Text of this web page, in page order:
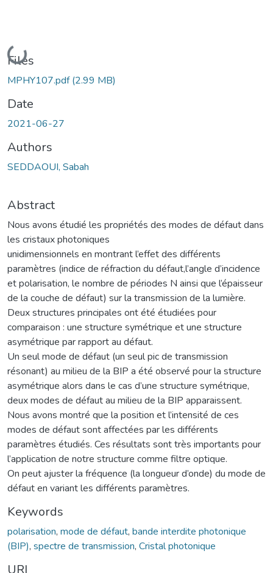
Loading...
Files
MPHY107.pdf(2.99 MB)
Date
2021-06-27
Authors
SEDDAOUI, Sabah
Abstract
Nous avons étudié les propriétés des modes de défaut dans
les cristaux photoniques
unidimensionnels en montrant l’effet des différents
paramètres (indice de réfraction du défaut,l’angle d’incidence
et polarisation, le nombre de périodes N ainsi que l’épaisseur
de la couche de défaut) sur la transmission de la lumière.
Deux structures principales ont été étudiées pour
comparaison : une structure symétrique et une structure
asymétrique par rapport au défaut.
Un seul mode de défaut (un seul pic de transmission
résonant) au milieu de la BIP a été observé pour la structure
asymétrique alors dans le cas d’une structure symétrique,
deux modes de défaut au milieu de la BIP apparaissent.
Nous avons montré que la position et l’intensité de ces
modes de défaut sont affectées par les différents
paramètres étudiés. Ces résultats sont très importants pour
l’application de notre structure comme filtre optique.
On peut ajuster la fréquence (la longueur d’onde) du mode de
défaut en variant les différents paramètres.
Keywords
polarisation, mode de défaut, bande interdite photonique
(BIP), spectre de transmission, Cristal photonique
URI